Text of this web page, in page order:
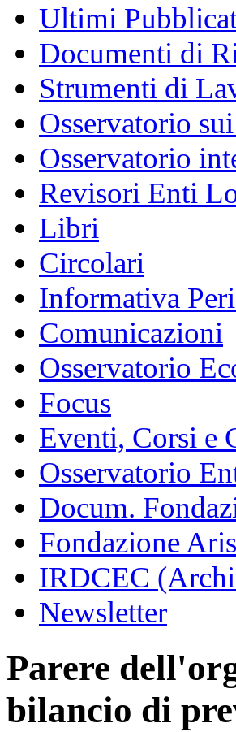
Ultimi
Documenti di
Strumenti di
Osservatorio
Osservatorio
Revisori Enti
Libri
Circolari
Informativa
Comunicazioni
Osservatorio
Focus
Eventi, Corsi e
Osservatorio
Docum.
Fondazione
IRDCEC
Newsletter
Parere
bilancio di